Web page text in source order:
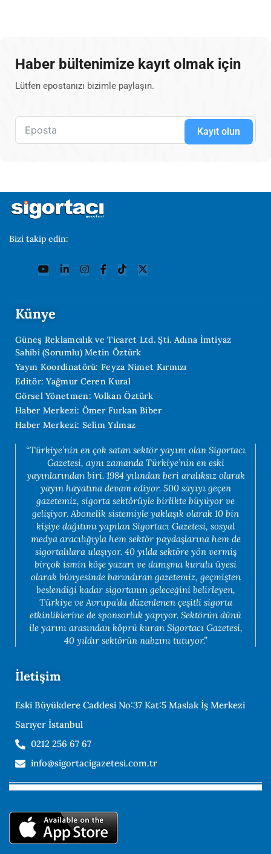
Haber bültenimize kayıt olmak için
Lütfen epostanızı bizimle paylaşın.
Kayıt olun
Bizi takip edin:
Künye
Güneş Reklamcılık ve Ticaret Ltd. Şti. Adına İmtiyaz
Sahibi (Sorumlu) Metin Öztürk
Yayın Koordinatörü: Feyza Nimet Kırmızı
Editör: Yağmur Ceren Kural
Görsel Yönetmen: Volkan Öztürk
Haber Merkezi: Ömer Furkan Biber
Haber Merkezi: Selim Yılmaz
“Türkiye’nin en çok satan sektör yayını olan Sigortacı
Gazetesi, aynı zamanda Türkiye’nin en eski
yayınlarından biri. 1984 yılından beri aralıksız olarak
yayın hayatına devam ediyor. 500 sayıyı geçen
gazetemiz, sigorta sektörüyle birlikte büyüyor ve
gelişiyor. Abonelik sistemiyle yaklaşık olarak 10 bin
kişiye dağıtımı yapılan Sigortacı Gazetesi, sosyal
medya aracılığıyla hem sektör paydaşlarına hem de
sigortalılara ulaşıyor. 40 yılda sektöre yön vermiş
birçok ismin köşe yazarı ve danışma kurulu üyesi
olarak bünyesinde barındıran gazetemiz, geçmişten
beslendiği kadar sigortanın geleceğini belirleyen,
Türkiye ve Avrupa’da düzenlenen çeşitli sigorta
etkinliklerine de sponsorluk yapıyor. Sektörün dünü
ile yarını arasından köprü kuran Sigortacı Gazetesi,
40 yıldır sektörün nabzını tutuyor.”
İletişim
Eski Büyükdere Caddesi No:37 Kat:5 Maslak İş Merkezi
Sarıyer İstanbul
0212 256 67 67
info@sigortacigazetesi.com.tr